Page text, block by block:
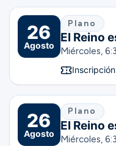
26
Agosto
Plano
El Reino
Miércoles,
26
Agosto
Plano
El Reino
Miércoles,